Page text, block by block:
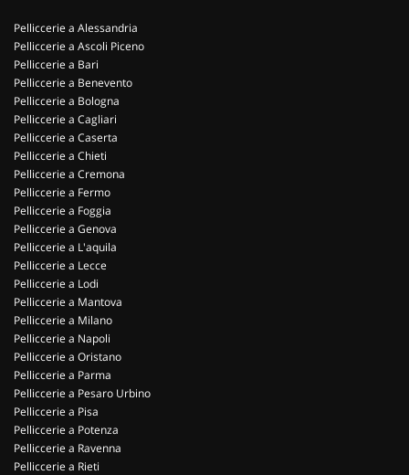
Pelliccerie a Alessandria
Pelliccerie a Ascoli Piceno
Pelliccerie a Bari
Pelliccerie a Benevento
Pelliccerie a Bologna
Pelliccerie a Cagliari
Pelliccerie a Caserta
Pelliccerie a Chieti
Pelliccerie a Cremona
Pelliccerie a Fermo
Pelliccerie a Foggia
Pelliccerie a Genova
Pelliccerie a L'aquila
Pelliccerie a Lecce
Pelliccerie a Lodi
Pelliccerie a Mantova
Pelliccerie a Milano
Pelliccerie a Napoli
Pelliccerie a Oristano
Pelliccerie a Parma
Pelliccerie a Pesaro Urbino
Pelliccerie a Pisa
Pelliccerie a Potenza
Pelliccerie a Ravenna
Pelliccerie a Rieti